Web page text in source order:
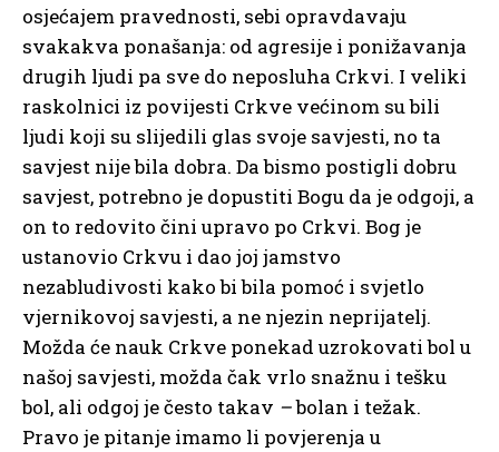
osjećajem pravednosti, sebi opravdavaju
svakakva ponašanja: od agresije i ponižavanja
drugih ljudi pa sve do neposluha Crkvi. I veliki
raskolnici iz povijesti Crkve većinom su bili
ljudi koji su slijedili glas svoje savjesti, no ta
savjest nije bila dobra. Da bismo postigli dobru
savjest, potrebno je dopustiti Bogu da je odgoji, a
on to redovito čini upravo po Crkvi. Bog je
ustanovio Crkvu i dao joj jamstvo
nezabludivosti kako bi bila pomoć i svjetlo
vjernikovoj savjesti, a ne njezin neprijatelj.
Možda će nauk Crkve ponekad uzrokovati bol u
našoj savjesti, možda čak vrlo snažnu i tešku
bol, ali odgoj je često takav –bolan i težak.
Pravo je pitanje imamo li povjerenja u